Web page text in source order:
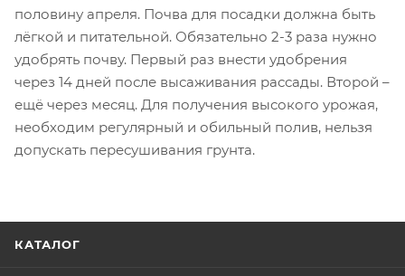
половину апреля. Почва для посадки должна быть
лёгкой и питательной. Обязательно 2-3 раза нужно
удобрять почву. Первый раз внести удобрения
через 14 дней после высаживания рассады. Второй –
ещё через месяц. Для получения высокого урожая,
необходим регулярный и обильный полив, нельзя
допускать пересушивания грунта.
КАТАЛОГ